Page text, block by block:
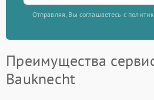
Отправляя, Вы соглашаетесь с
Преимущества
Bauknecht